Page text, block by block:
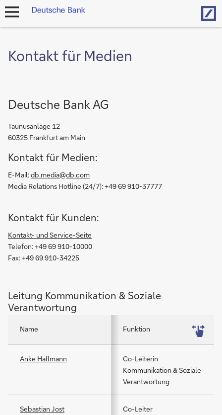
Navigation
Kontakt für Medien
Deutsche Bank AG
Taunusanlage 12
60325 Frankfurt am Main
Kontakt für Medien:
E-Mail:db.media@db.com
Media Relations Hotline (24/7): +49 69 910-37777
Kontakt für Kunden:
Kontakt- und Service-Seite
Telefon: +49 69 910-10000
Fax: +49 69 910-34225
Leitung Kommunikation & Soziale
Verantwortung
Name Funktion
Anke Hallmann
Co-Leiterin
Kommunikation & Soziale
Verantwortung
Sebastian Jost
Co-Leiter